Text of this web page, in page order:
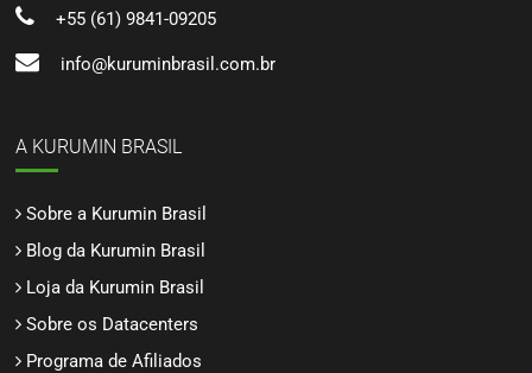
+55 (61) 9841-09205
info@kuruminbrasil.com.br
A KURUMIN BRASIL
Sobre a Kurumin Brasil
Blog da Kurumin Brasil
Loja da Kurumin Brasil
Sobre os Datacenters
Programa de Afiliados